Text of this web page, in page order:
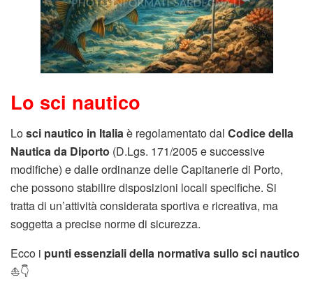
Lo sci nautico
Losci nautico in Italiaè regolamentato dal Codice della
Nautica da Diporto (D.Lgs. 171/2005 e successive
modifiche) e dalle ordinanze delle Capitanerie di Porto,
che possono stabilire disposizioni locali specifiche. Si
tratta di un’attività considerata sportiva e ricreativa, ma
soggetta a precise norme di sicurezza.
Ecco i punti essenziali della normativa sullo sci nautico
⛵👇